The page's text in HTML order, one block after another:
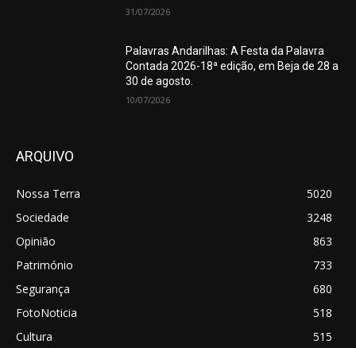
31/07/2026
Palavras Andarilhas: A Festa da Palavra
Contada 2026-18ª edição, em Beja de 28 a
30 de agosto.
10/07/2026
ARQUIVO
Nossa Terra
5020
Sociedade
3248
Opinião
863
Património
733
Segurança
680
FotoNoticia
518
Cultura
515